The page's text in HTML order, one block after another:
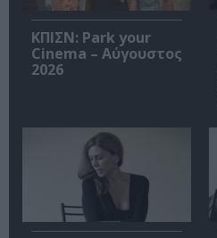
ΚΠΙΣΝ: Park your
Cinema – Αύγουστος
2026